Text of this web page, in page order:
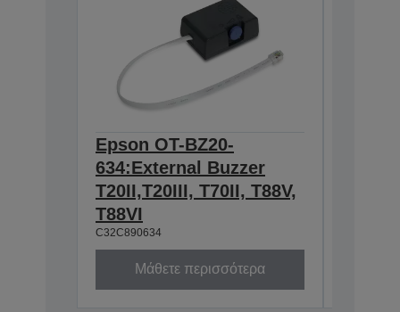
Epson OT-BZ20-
634:External Buzzer
T20II,T20III, T70II, T88V,
T88VI
C32C890634
Μάθετε περισσότερα